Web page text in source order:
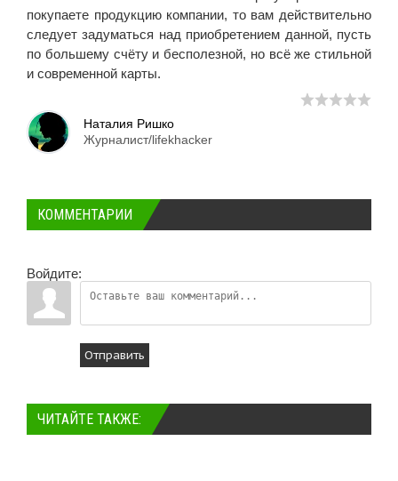
покупаете продукцию компании, то вам действительно
следует задуматься над приобретением данной, пусть
по большему счёту и бесполезной, но всё же стильной
и современной карты.
Наталия Ришко
Журналист/lifekhacker
КОММЕНТАРИИ
Войдите:
Отправить
ЧИТАЙТЕ ТАКЖЕ: